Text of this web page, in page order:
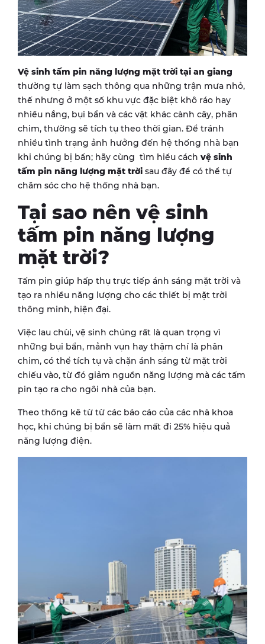
Vệ sinh tấm pin năng lượng mặt trời tại an giang
thường tự làm sạch thông qua những trận mưa nhỏ,
thế nhưng ở một số khu vực đặc biệt khô ráo hay
nhiều nắng, bụi bẩn và các vật khác cành cây, phân
chim, thường sẽ tích tụ theo thời gian. Để tránh
nhiều tình trạng ảnh hưởng đến hệ thống nhà bạn
khi chúng bị bẩn; hãy cùng tìm hiểu cách vệ sinh
tấm pin năng lượng mặt trời sau đây để có thể tự
chăm sóc cho hệ thống nhà bạn.
Tại sao nên vệ sinh
tấm pin năng lượng
mặt trời?
Tấm pin giúp hấp thụ trực tiếp ánh sáng mặt trời và
tạo ra nhiều năng lượng cho các thiết bị mặt trời
thông minh, hiện đại.
Việc lau chùi, vệ sinh chúng rất là quan trọng vì
những bụi bẩn, mảnh vụn hay thậm chí là phân
chim, có thể tích tụ và chặn ánh sáng từ mặt trời
chiếu vào, từ đó giảm nguồn năng lượng mà các tấm
pin tạo ra cho ngôi nhà của bạn.
Theo thống kê từ từ các báo cáo của các nhà khoa
học, khi chúng bị bẩn sẽ làm mất đi 25% hiệu quả
năng lượng điện.